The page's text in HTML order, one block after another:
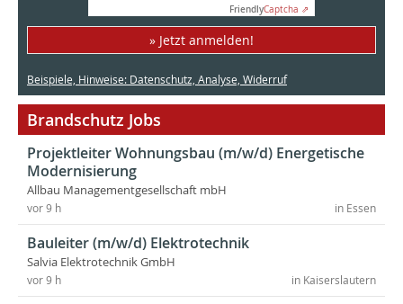
FriendlyCaptcha ⇗
» Jetzt anmelden!
Beispiele, Hinweise: Datenschutz, Analyse, Widerruf
Brandschutz Jobs
Projektleiter Wohnungsbau (m/w/d) Energetische
Modernisierung
Allbau Managementgesellschaft mbH
in Essen
vor 9 h
Bauleiter (m/w/d) Elektrotechnik
Salvia Elektrotechnik GmbH
in Kaiserslautern
vor 9 h